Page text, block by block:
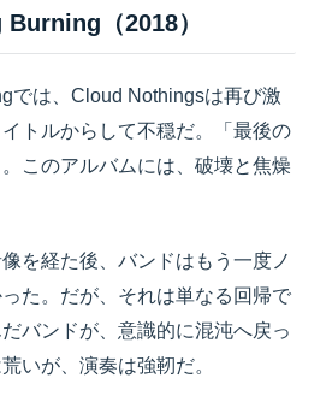
（2018）
では、Cloud Nothingsは再び激
トルからして不穏だ。「最後の
このアルバムには、破壊と焦燥
を経た後、バンドはもう一度ノ
た。だが、それは単なる回帰で
バンドが、意識的に混沌へ戻っ
いが、演奏は強靭だ。